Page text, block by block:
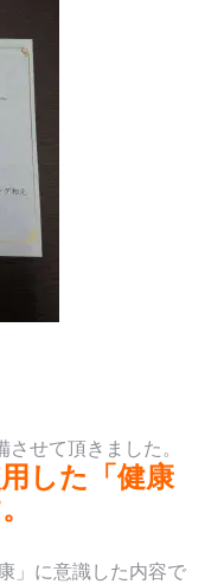
させて頂きました。
した「健康
」に意識した内容で